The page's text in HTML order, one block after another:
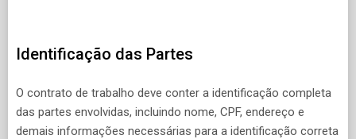
Identificação das Partes
O contrato de trabalho deve conter a identificação completa
das partes envolvidas, incluindo nome, CPF, endereço e
demais informações necessárias para a identificação correta